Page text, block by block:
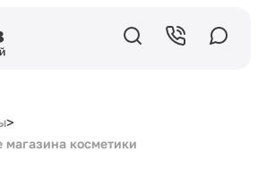
>
косметики